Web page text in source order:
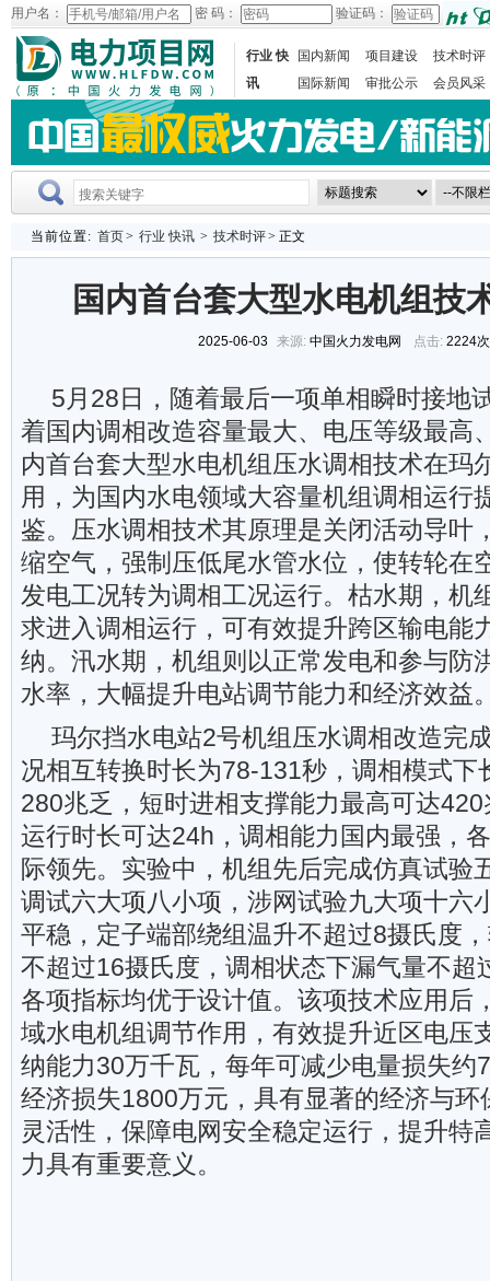
用户名： 密 码： 验证码：
行业 快
讯
国内新闻 项目建设
技术时评
国际新闻
审批公示 会员风采
当前位置: 首页> 行业 快讯 > 技术时评> 正文
国内首台套大型水电机组技
2025-06-03 来源: 中国火力发电网 点击: 2224
5月28日，随着最后一项单相瞬时接地
着国内调相改造容量最大、电压等级最高
内首台套大型水电机组压水调相技术在玛
用，为国内水电领域大容量机组调相运行
鉴。压水调相技术其原理是关闭活动导叶
缩空气，强制压低尾水管水位，使转轮在
发电工况转为调相工况运行。枯水期，机
求进入调相运行，可有效提升跨区输电能
纳。汛水期，机组则以正常发电和参与防
水率，大幅提升电站调节能力和经济效益
玛尔挡水电站2号机组压水调相改造完
况相互转换时长为78-131秒，调相模式下
280兆乏，短时进相支撑能力最高可达
运行时长可达24h，调相能力国内最强，
际领先。实验中，机组先后完成仿真试验
调试六大项八小项，涉网试验九大项十六
平稳，定子端部绕组温升不超过8摄氏度
不超过16摄氏度，调相状态下漏气量不超
各项指标均优于设计值。该项技术应用后
域水电机组调节作用，有效提升近区电压
纳能力30万千瓦，每年可减少电量损失约
经济损失1800万元，具有显著的经济与
灵活性，保障电网安全稳定运行，提升特
力具有重要意义。